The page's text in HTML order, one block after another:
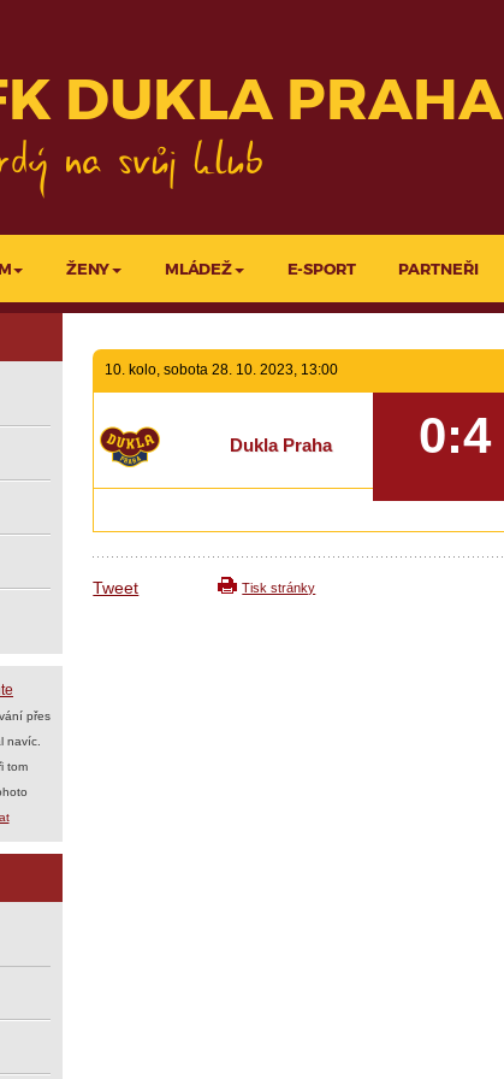
DUKLA PRAHA
ŽENY MLÁDEŽ E-SPORT PARTNEŘI
10. kolo, sobota 28. 10. 2023, 13:00
Dukla Praha 0:4
Tweet Tisk stránky
přes
navíc.
tom